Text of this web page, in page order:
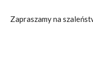
Zapraszamy na